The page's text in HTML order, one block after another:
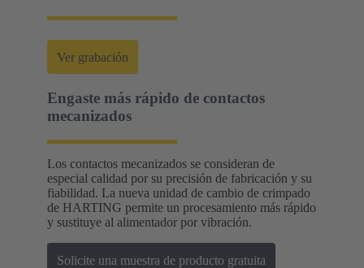
Ver grabación
Engaste más rápido de contactos
mecanizados
Los contactos mecanizados se consideran de
especial calidad por su precisión de fabricación y su
fiabilidad. La nueva unidad de cambio de crimpado
de HARTING permite un procesamiento más rápido
y sustituye al alimentador por vibración.
Solicite una muestra de producto gratuita